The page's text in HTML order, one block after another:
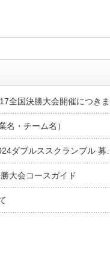
全国決勝大会開催につき
・チーム名）
ダブルススクランブル 募…
大会コースガイド